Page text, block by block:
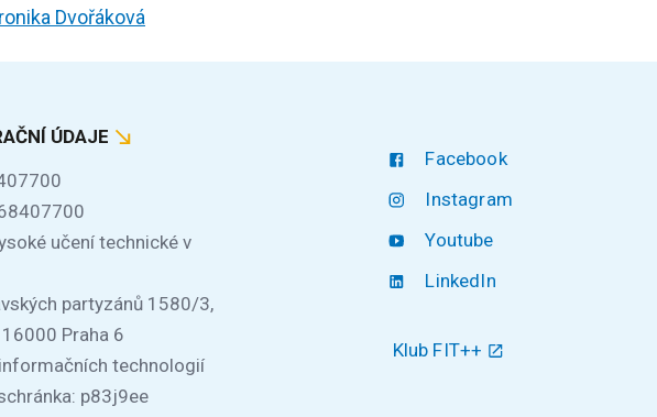
Dvořáková
ÚDAJE
učení technické v
partyzánů 1580/3,
Praha 6
technologií
p83j9ee
Facebook
Instagram
Youtube
LinkedIn
Klub FIT++